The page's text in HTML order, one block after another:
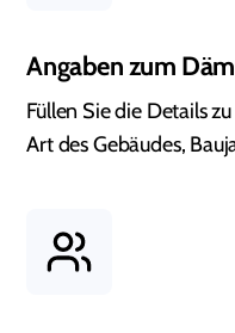
Angaben zum
Füllen Sie die Details
Art des Gebäudes,